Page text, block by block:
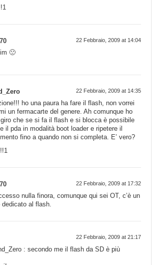
22 Febbraio, 2009 at 14:04
🙁
22 Febbraio, 2009 at 14:35
ho una paura ha fare il flash, non vorrei
un fermacarte del genere. Ah comunque ho
giro che se si fa il flash e si blocca è possibile
il pda in modalità boot loader e ripetere il
fino a quando non si completa. E’ vero?
22 Febbraio, 2009 at 17:32
nulla finora, comunque qui sei OT, c’è un
dedicato al flash.
22 Febbraio, 2009 at 21:17
: secondo me il flash da SD è più